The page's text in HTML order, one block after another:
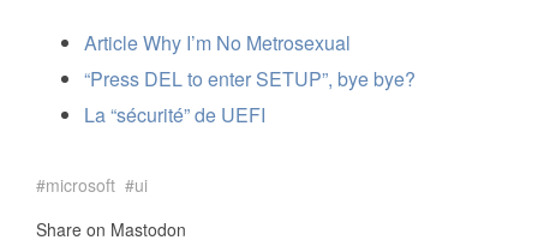
Article Why I’m No Metrosexual
“Press DEL to enter SETUP”, bye bye?
La “sécurité” de UEFI
microsoft
ui
Share on Mastodon